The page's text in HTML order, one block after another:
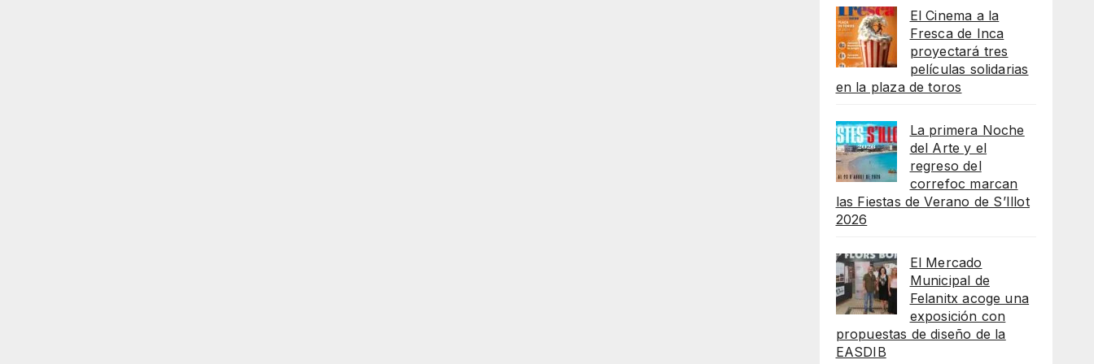
El Cinema a la
Fresca de Inca
proyectará tres
películas solidarias
en la plaza de toros
La primera Noche
del Arte y el
regreso del
correfoc marcan
las Fiestas de Verano de S’Illot
2026
El Mercado
Municipal de
Felanitx acoge una
exposición con
propuestas de diseño de la
EASDIB